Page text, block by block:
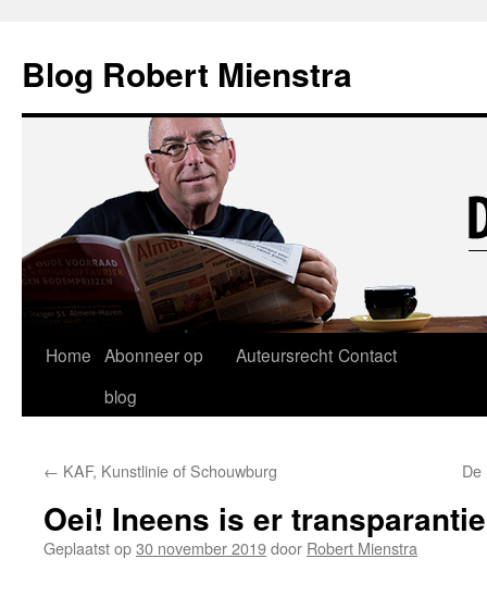
Blog Robert Mienstra
Ga
inhoud
Home Abonneer op
blog
Auteursrecht Contact
← KAF, Kunstlinie of Schouwburg
Oei! Ineens is er
Geplaatst op30 november 2019door Robert Mienstra